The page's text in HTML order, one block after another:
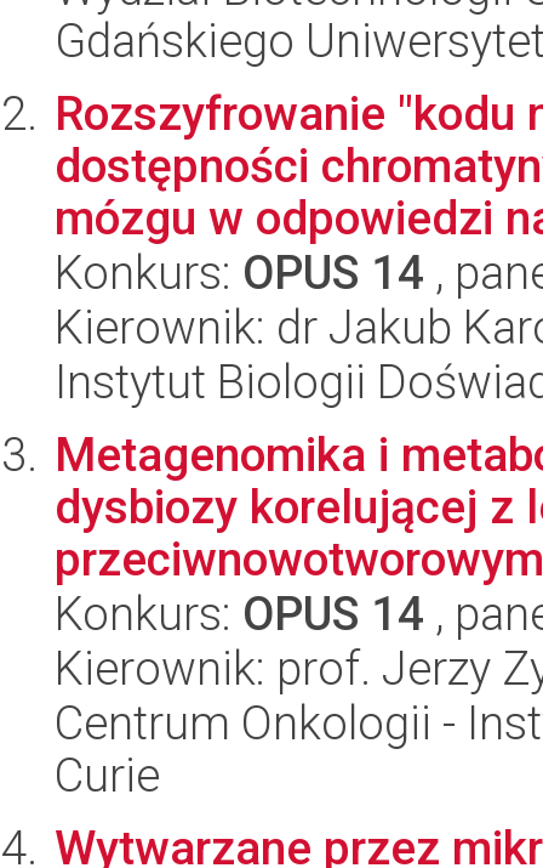
Gdańskiego
Rozszyfrowanie "kodu
dostępności
mózgu w odpowiedzi
Konkurs: OPUS 14 ,
Kierownik: dr Jakub
Instytut Biologii
Metagenomika i
dysbiozy korelującej z
przeciwnowotworowym
Konkurs: OPUS 14 ,
Kierownik: prof. Jerzy
Centrum Onkologii -
Curie
Wytwarzane przez